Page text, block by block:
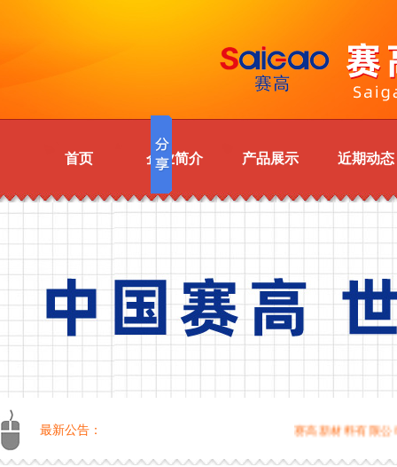
首页 企业简介 产品展示 近期动态
最新公告： 赛高新材料有限公司